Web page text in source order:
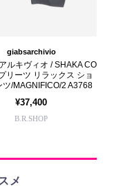
giabsarchivio
ルキヴィオ / SHAKA CO
リーツ リラックス ショ
ツ/MAGNIFICO/2 A3768
¥37,400
B.R.SHOP
メ